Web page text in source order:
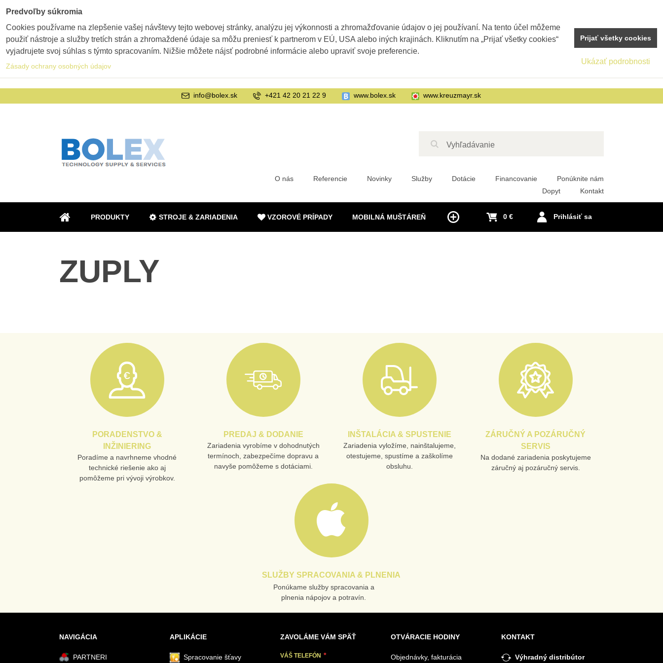
ÚVOD
PRODUKTY STROJE & ZARIADENIA VZOROVÉ PRÍPADY MOBILNÁ MUŠTÁREŇ
O nás Referencie Novinky Služby Dotácie Financovanie
Ponúknite nám
Dopyt
Kontakt
Prihlásiť sa
0 €
info@bolex.sk +421 42 20 21 22 9 www.bolex.sk www.kreuzmayr.sk
ZUPLY
PORADENSTVO &
INŽINIERING
Poradíme a navrhneme vhodné
technické riešenie ako aj
pomôžeme pri vývoji výrobkov.
PREDAJ & DODANIE
Zariadenia vyrobíme v dohodnutých
termínoch, zabezpečíme dopravu a
navyše pomôžeme s dotáciami.
INŠTALÁCIA & SPUSTENIE
Zariadenia vyložíme, nainštalujeme,
otestujeme, spustíme a zaškolíme
obsluhu.
ZÁRUČNÝ A POZÁRUČNÝ
SERVIS
Na dodané zariadenia poskytujeme
záručný aj pozáručný servis.
SLUŽBY SPRACOVANIA & PLNENIA
Ponúkame služby spracovania a
plnenia nápojov a potravín.
NAVIGÁCIA
PARTNERI
APLIKÁCIE
Spracovanie šťavy
ZAVOLÁME VÁM SPÄŤ
VÁŠ TELEFÓN
OTVÁRACIE HODINY
Objednávky, fakturácia
KONTAKT
Výhradný distribútor
Predvoľby súkromia
Cookies používame na zlepšenie vašej návštevy tejto webovej stránky, analýzu jej výkonnosti a zhromažďovanie údajov o jej používaní. Na tento účel môžeme
použiť nástroje a služby tretích strán a zhromaždené údaje sa môžu preniesť k partnerom v EÚ, USA alebo iných krajinách. Kliknutím na „Prijať všetky cookies“
vyjadrujete svoj súhlas s týmto spracovaním. Nižšie môžete nájsť podrobné informácie alebo upraviť svoje preferencie.
Zásady ochrany osobných údajov
Ukázať podrobnosti
Prijať všetky cookies